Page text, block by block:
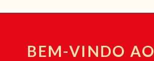
BEM-VINDO AO